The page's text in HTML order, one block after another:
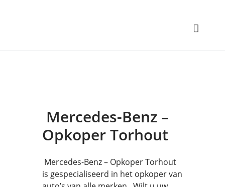
Mercedes-Benz –
Opkoper Torhout
Mercedes-Benz – Opkoper Torhout
is gespecialiseerd in het opkoper van